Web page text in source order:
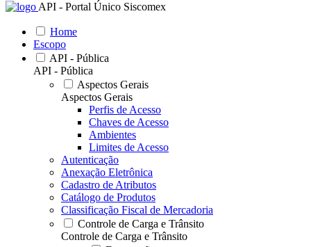
API - Portal Único Siscomex
Home
Escopo
API - Pública
API - Pública
Aspectos Gerais
Aspectos Gerais
Perfis de Acesso
Chaves de Acesso
Ambientes
Limites de Acesso
Autenticação
Anexação Eletrônica
Cadastro de Atributos
Catálogo de Produtos
Classificação Fiscal de Mercadoria
Controle de Carga e Trânsito
Controle de Carga e Trânsito